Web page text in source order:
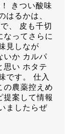
きつい酸味
はるかは、
、 皮も千切
なってさらに
見しなが
いか カルパ
思い ホタテ
です。 仕入
の農薬控えめ
提案して情報
ましたらぜ